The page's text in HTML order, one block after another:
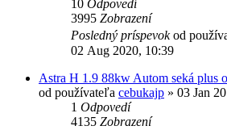
10 Odpovedí
3995 Zobrazení
Posledný príspevokod
02 Aug 2020, 10:39
Astra H 1.9 88kw Autom seká plus
od používateľa cebukajp » 03 Jan
1 Odpovedí
4135 Zobrazení